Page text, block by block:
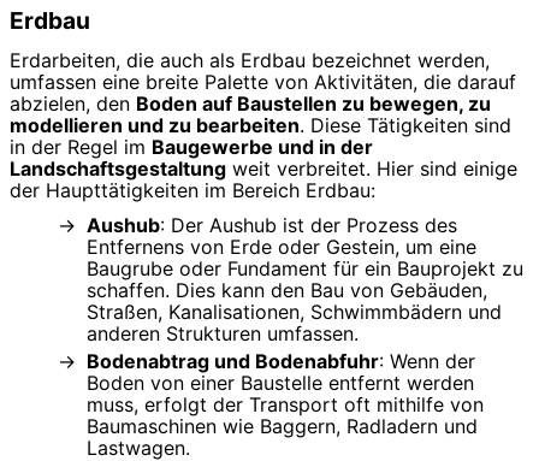
Erdbau
Erdarbeiten, die auch als Erdbau bezeichnet werden,
umfassen eine breite Palette von Aktivitäten, die darauf
abzielen, den Boden auf Baustellen zu bewegen, zu
modellieren und zu bearbeiten. Diese Tätigkeiten sind
in der Regel im Baugewerbe und in der
Landschaftsgestaltung weit verbreitet. Hier sind einige
der Haupttätigkeiten im Bereich Erdbau:
Aushub: Der Aushub ist der Prozess des
Entfernens von Erde oder Gestein, um eine
Baugrube oder Fundament für ein Bauprojekt zu
schaffen. Dies kann den Bau von Gebäuden,
Straßen, Kanalisationen, Schwimmbädern und
anderen Strukturen umfassen.
Bodenabtrag und Bodenabfuhr: Wenn der
Boden von einer Baustelle entfernt werden
muss, erfolgt der Transport oft mithilfe von
Baumaschinen wie Baggern, Radladern und
Lastwagen.